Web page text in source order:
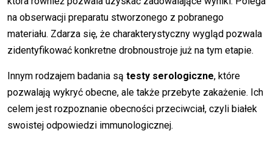
na obserwacji preparatu stworzonego z pobranego
materiału. Zdarza się, że charakterystyczny wygląd pozwala
zidentyfikować konkretne drobnoustroje już na tym etapie.
Innym rodzajem badania są testy serologiczne, które
pozwalają wykryć obecne, ale także przebyte zakażenie. Ich
celem jest rozpoznanie obecności przeciwciał, czyli białek
swoistej odpowiedzi immunologicznej.